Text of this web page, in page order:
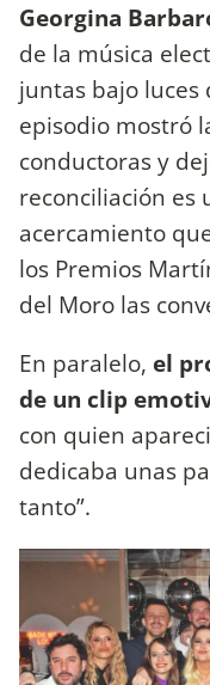
Georgina
de la música
juntas bajo luces
episodio mostró
conductoras y
reconciliación es
acercamiento
los Premios
del Moro las
En paralelo, el
de un clip
con quien
dedicaba unas
tanto”.